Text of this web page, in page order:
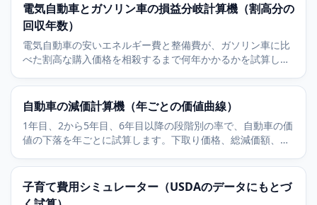
電気自動車とガソリン車の損益分岐計算機（割高分の
回収年数）
電気自動車の安いエネルギー費と整備費が、ガソリン車に比
べた割高な購入価格を相殺するまで何年かかるかを試算しま
自動車の減価計算機（年ごとの価値曲線）
1年目、2から5年目、6年目以降の段階別の率で、自動車の価
値の下落を年ごとに試算します。下取り価格、総減価額、年
子育て費用シミュレーター（USDAのデータにもとづ